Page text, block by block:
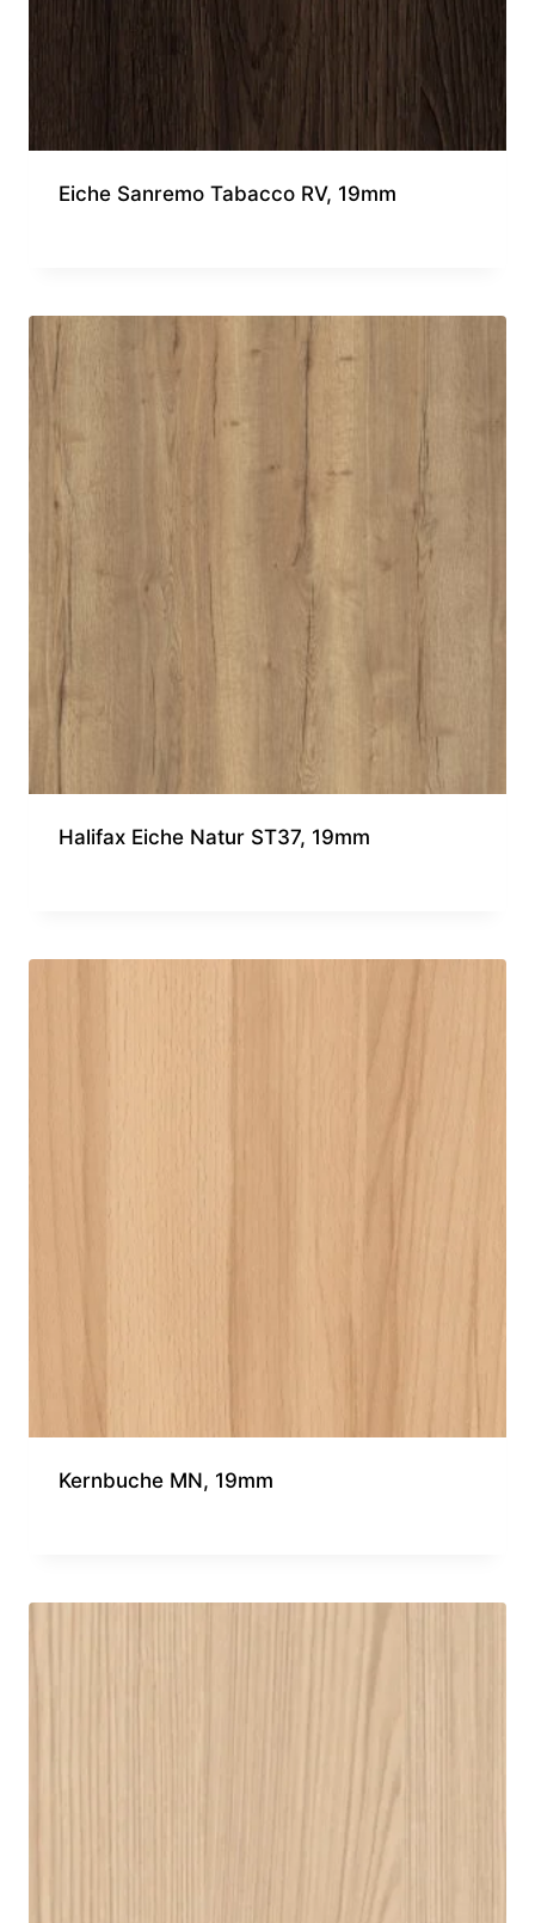
Eiche Sanremo Tabacco RV, 19mm
Halifax Eiche Natur ST37, 19mm
Kernbuche MN, 19mm